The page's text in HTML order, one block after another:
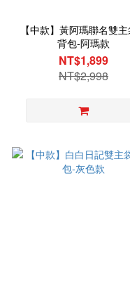
【中款】黃阿瑪聯名雙
背包-阿瑪款
NT$1,899
NT$2,998